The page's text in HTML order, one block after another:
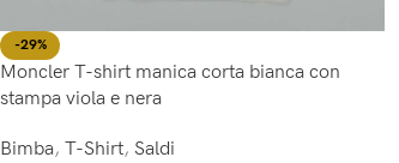
-29%
Moncler T-shirt manica corta bianca con
stampa viola e nera
Bimba, T-Shirt, Saldi